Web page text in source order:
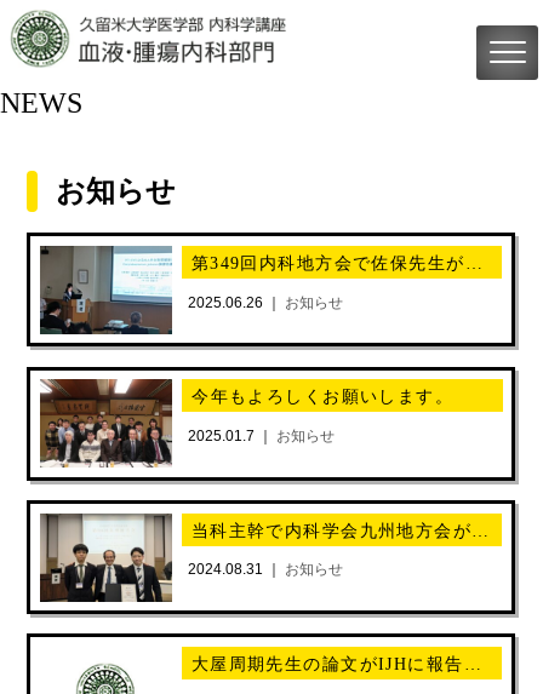
NEWS
お知らせ
2025.06.26 ｜ お知らせ
今年もよろしくお願いします。
2025.01.7 ｜ お知らせ
2024.08.31 ｜ お知らせ